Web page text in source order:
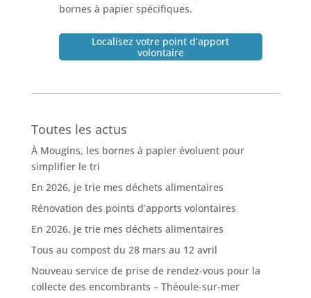
bornes à papier spécifiques.
Localisez votre point d’apport
volontaire
Toutes les actus
À Mougins, les bornes à papier évoluent pour
simplifier le tri
En 2026, je trie mes déchets alimentaires
Rénovation des points d’apports volontaires
En 2026, je trie mes déchets alimentaires
Tous au compost du 28 mars au 12 avril
Nouveau service de prise de rendez-vous pour la
collecte des encombrants – Théoule-sur-mer